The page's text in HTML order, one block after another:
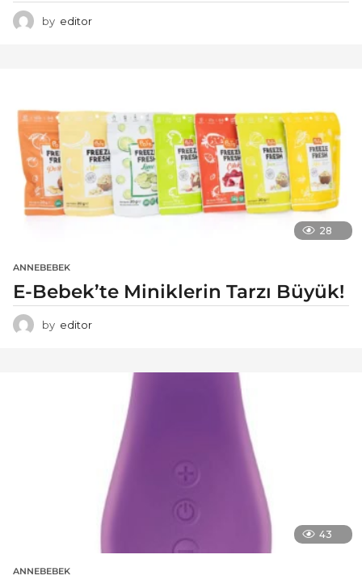
by editor
28
ANNEBEBEK
E-Bebek’te Miniklerin Tarzı Büyük!
by editor
43
ANNEBEBEK